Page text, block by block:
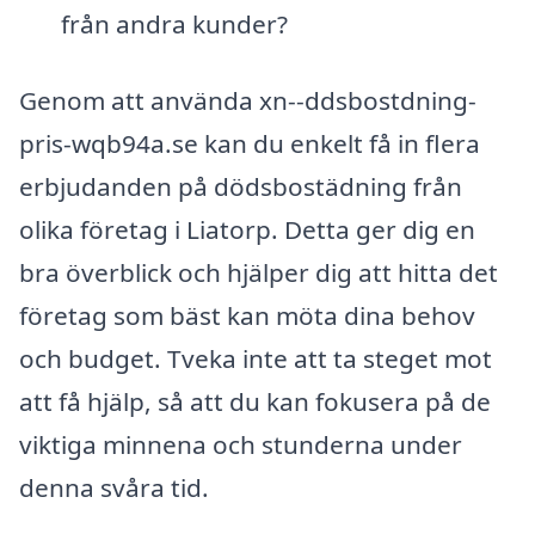
från andra kunder?
Genom att använda xn--ddsbostdning-
pris-wqb94a.se kan du enkelt få in flera
erbjudanden på dödsbostädning från
olika företag i Liatorp. Detta ger dig en
bra överblick och hjälper dig att hitta det
företag som bäst kan möta dina behov
och budget. Tveka inte att ta steget mot
att få hjälp, så att du kan fokusera på de
viktiga minnena och stunderna under
denna svåra tid.